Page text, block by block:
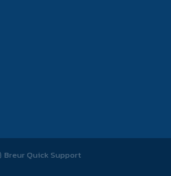
Breur Quick Support